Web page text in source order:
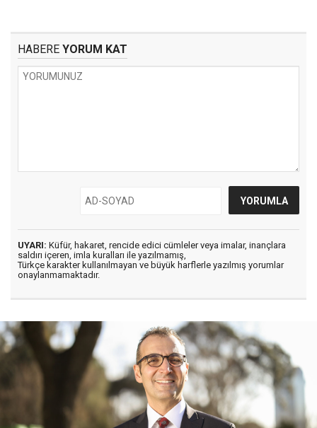
HABERE YORUM KAT
UYARI: Küfür, hakaret, rencide edici cümleler veya imalar, inançlara
saldırı içeren, imla kuralları ile yazılmamış,
Türkçe karakter kullanılmayan ve büyük harflerle yazılmış yorumlar
onaylanmamaktadır.